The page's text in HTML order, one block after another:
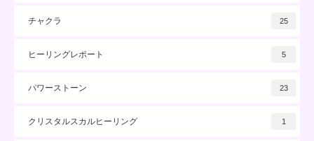
チャクラ 25
ヒーリングレポート 5
パワーストーン 23
クリスタルスカルヒーリング 1